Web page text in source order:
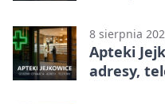
8 sierpnia
Apteki
adresy,